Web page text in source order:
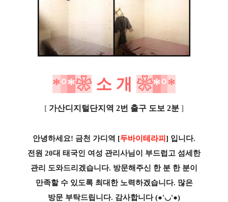
*°*❀ 소 개 ❀*°*
[ 가산디지털단지역 2번 출구 도보 2분 ]
안녕하세요! 금천 가디역 [두바이테라피] 입니다.
전원 20대 태국인 여성 관리사님이 부드럽고 섬세한
관리 도와드리겠습니다. 방문해주신 한 분 한 분이
만족할 수 있도록 최대한 노력하겠습니다. 많은
방문 부탁드립니다. 감사합니다 (●'◡'●)